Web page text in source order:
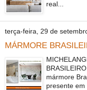
real...
terça-feira, 29 de
MÁRMORE
mármore
presente em